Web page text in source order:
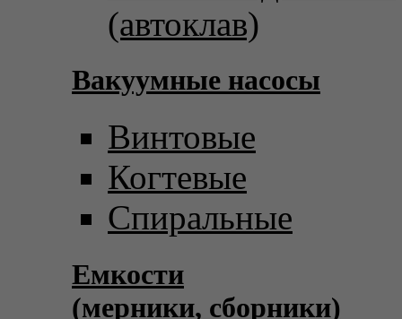
(автоклав)
Вакуумные насосы
Винтовые
Когтевые
Спиральные
Емкости
(мерники, сборники)